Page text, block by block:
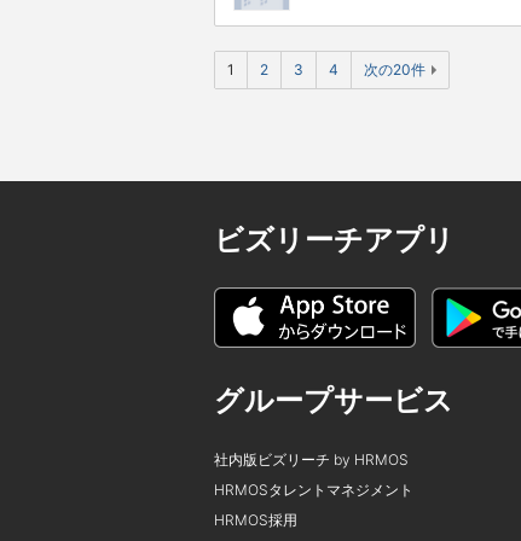
1 2 3 4 次の20件
ビズリーチアプリ
グループサービス
社内版ビズリーチ by HRMOS
HRMOSタレントマネジメント
HRMOS採用